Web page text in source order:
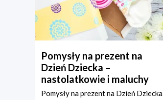
Pomysły na prezent na
Dzień Dziecka –
nastolatkowie i maluchy
Pomysły na prezent na Dzień Dziecka